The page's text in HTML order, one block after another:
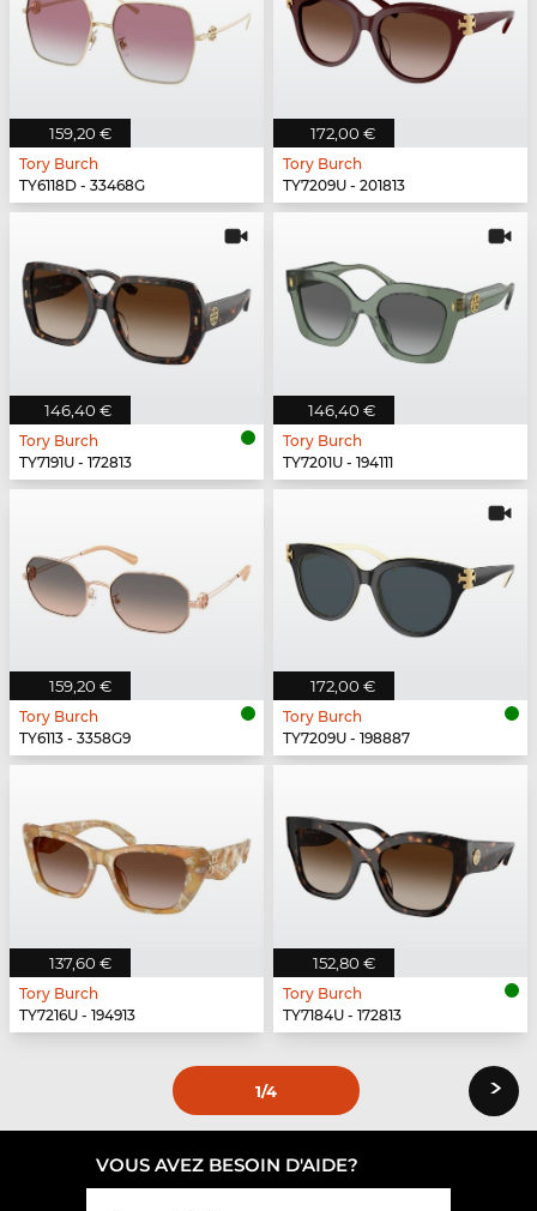
159,20 €
Tory Burch
TY6118D - 33468G
172,00 €
Tory Burch
TY7209U - 201813
146,40 €
Tory Burch
TY7191U - 172813
146,40 €
Tory Burch
TY7201U - 194111
159,20 €
Tory Burch
TY6113 - 3358G9
172,00 €
Tory Burch
TY7209U - 198887
137,60 €
Tory Burch
TY7216U - 194913
152,80 €
Tory Burch
TY7184U - 172813
1/4 ›
VOUS AVEZ BESOIN D'AIDE?